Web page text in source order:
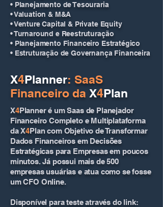
• Planejamento de Tesouraria
• Valuation & M&A
• Venture Capital & Private Equity
• Turnaround e Reestruturação
• Planejamento Financeiro Estratégico
• Estruturação de Governança Financeira
X4Planner: SaaS
Financeiro da X4Plan
X4Planner é um Saas de Planejador
Financeiro Completo e Multiplataforma
da X4Plan com Objetivo de Transformar
Dados Financeiros em Decisões
Estratégicas para Empresas em poucos
minutos. Já possui mais de 500
empresas usuárias e atua como se fosse
um CFO Online.
Disponível para teste através do link: